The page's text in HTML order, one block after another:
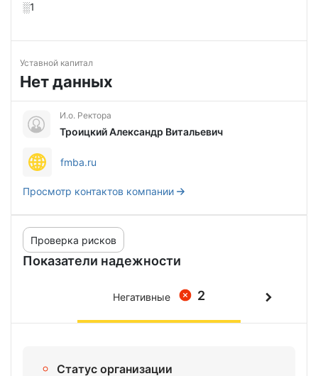
░1
Уставной капитал
Нет данных
И.о. Ректора
Троицкий Александр Витальевич
fmba.ru
Просмотр контактов компании
Показатели надежности
Проверка рисков
2
Негативные
Статус организации